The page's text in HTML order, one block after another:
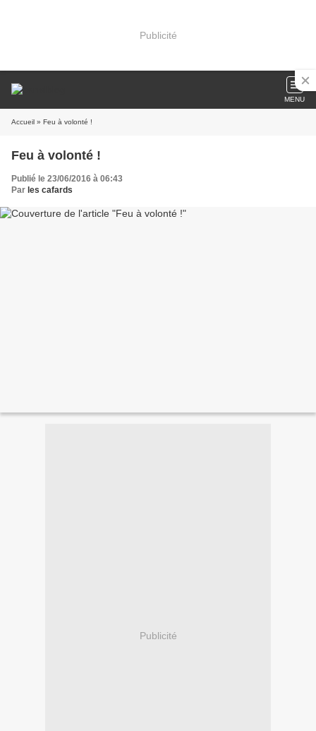
Publicité
MENU
Accueil » Feu à volonté !
Feu à volonté !
Publié le 23/06/2016 à 06:43
Par les cafards
Publicité